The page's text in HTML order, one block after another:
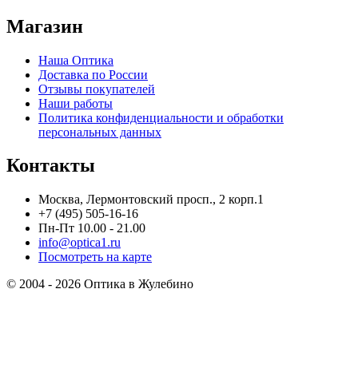
Магазин
Наша Оптика
Доставка по России
Отзывы покупателей
Наши работы
Политика конфиденциальности и обработки
персональных данных
Контакты
Москва, Лермонтовский просп., 2 корп.1
+7 (495) 505-16-16
Пн-Пт 10.00 - 21.00
info@optica1.ru
Посмотреть на карте
© 2004 - 2026 Оптика в Жулебино